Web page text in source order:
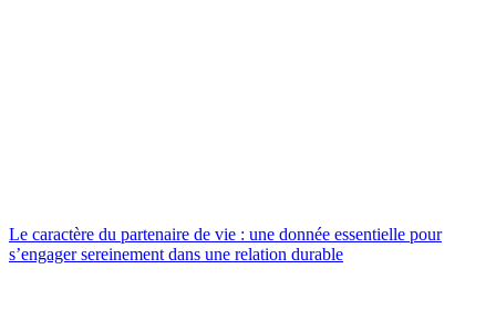
Le caractère du partenaire de vie : une donnée essentielle pour
s’engager sereinement dans une relation durable